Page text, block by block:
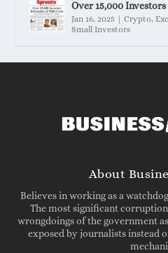
Over 15,000
Jan 16, 2025 |Crypto,
Small Investors
About
Believes in working as a
The most significant
wrongdoings of the government
exposed by journalists instead